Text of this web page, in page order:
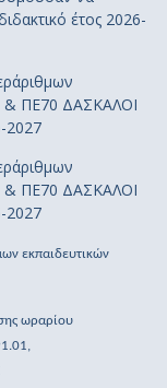
έτος 2026-
& ΠΕ70 ΔΑΣΚΑΛΟΙ
2027
& ΠΕ70 ΔΑΣΚΑΛΟΙ
2027
εκπαιδευτικών
ωραρίου